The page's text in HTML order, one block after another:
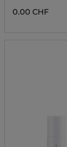
0.00 CHF